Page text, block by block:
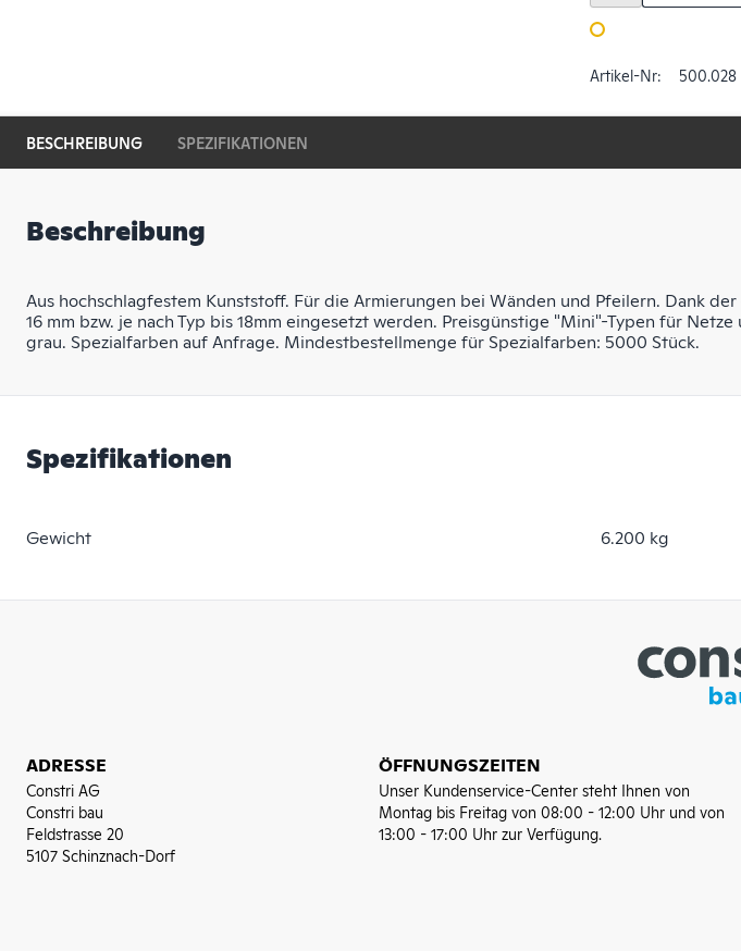
Artikel-Nr: 500.028
BESCHREIBUNG SPEZIFIKATIONEN
Beschreibung
Aus hochschlagfestem Kunststoff. Für die Armierungen bei Wänden und Pfeilern. Dank
16 mm bzw. je nach Typ bis 18mm eingesetzt werden. Preisgünstige "Mini"-Typen für
grau. Spezialfarben auf Anfrage. Mindestbestellmenge für Spezialfarben: 5000 Stück.
Spezifikationen
Gewicht 6.200 kg
ADRESSE
Constri AG
Constri bau
Feldstrasse 20
5107 Schinznach-Dorf
ÖFFNUNGSZEITEN
Unser Kundenservice-Center steht Ihnen von
Montag bis Freitag von 08:00 - 12:00 Uhr und von
13:00 - 17:00 Uhr zur Verfügung.